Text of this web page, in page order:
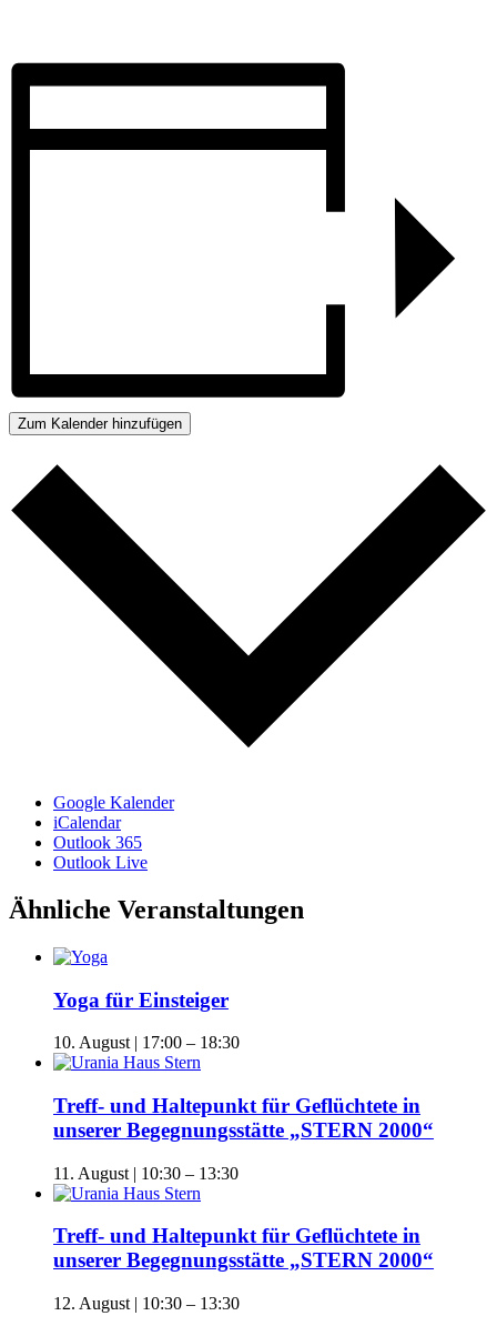
Zum Kalender hinzufügen
Google Kalender
iCalendar
Outlook 365
Outlook Live
Ähnliche Veranstaltungen
Yoga für Einsteiger
10. August | 17:00 – 18:30
Treff- und Haltepunkt für Geflüchtete in
unserer Begegnungsstätte „STERN 2000“
11. August | 10:30 – 13:30
Treff- und Haltepunkt für Geflüchtete in
unserer Begegnungsstätte „STERN 2000“
12. August | 10:30 – 13:30